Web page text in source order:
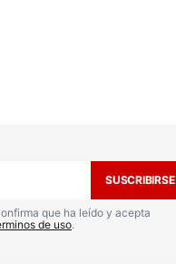
SUSCRIBIRSE
que ha leído y acepta
de uso.